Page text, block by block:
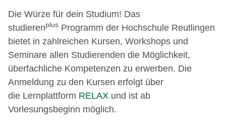
Die Würze für dein Studium! Das
studierenplus Programm der Hochschule Reutlingen
bietet in zahlreichen Kursen, Workshops und
Seminare allen Studierenden die Möglichkeit,
überfachliche Kompetenzen zu erwerben. Die
Anmeldung zu den Kursen erfolgt über
die Lernplattform RELAX und ist ab
Vorlesungsbeginn möglich.